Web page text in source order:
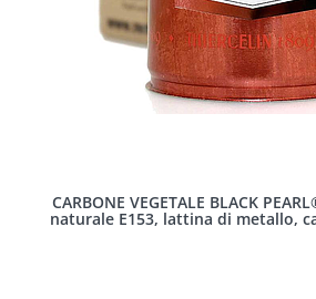
CARBONE VEGETALE BLACK
naturale E153, lattina di metallo,